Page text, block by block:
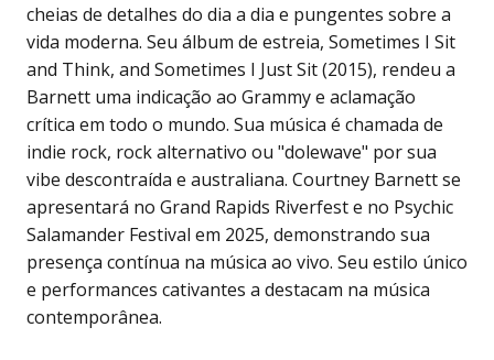
cheias de detalhes do dia a dia e pungentes sobre a
vida moderna. Seu álbum de estreia, Sometimes I Sit
and Think, and Sometimes I Just Sit (2015), rendeu a
Barnett uma indicação ao Grammy e aclamação
crítica em todo o mundo. Sua música é chamada de
indie rock, rock alternativo ou "dolewave" por sua
vibe descontraída e australiana. Courtney Barnett se
apresentará no Grand Rapids Riverfest e no Psychic
Salamander Festival em 2025, demonstrando sua
presença contínua na música ao vivo. Seu estilo único
e performances cativantes a destacam na música
contemporânea.